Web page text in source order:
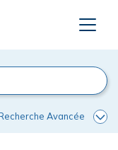
Avancée